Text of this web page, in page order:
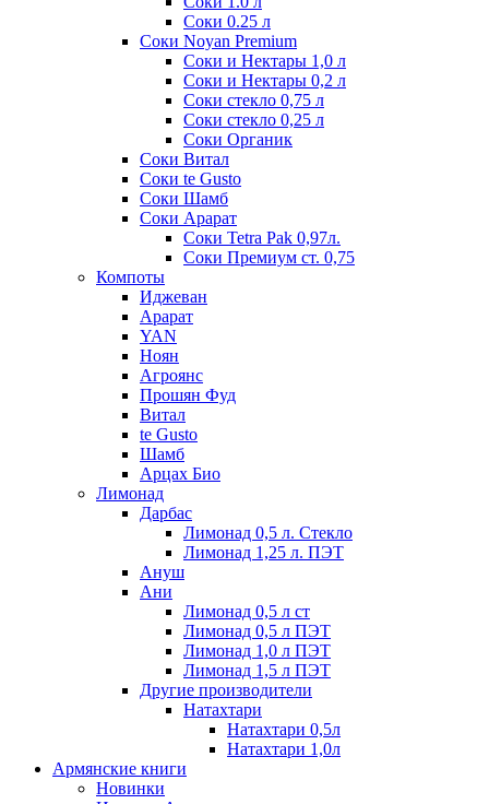
Соки 0.25 л
Соки Noyan Premium
Соки и Нектары 1,0 л
Соки и Нектары 0,2 л
Соки стекло 0,75 л
Соки стекло 0,25 л
Соки Органик
Соки Витал
Соки te Gusto
Соки Шамб
Соки Арарат
Соки Tetra Pak 0,97л.
Соки Премиум ст. 0,75
Компоты
Иджеван
Арарат
YAN
Ноян
Агроянс
Прошян Фуд
Витал
te Gusto
Шамб
Арцах Био
Лимонад
Дарбас
Лимонад 0,5 л. Стекло
Лимонад 1,25 л. ПЭТ
Ануш
Ани
Лимонад 0,5 л ст
Лимонад 0,5 л ПЭТ
Лимонад 1,0 л ПЭТ
Лимонад 1,5 л ПЭТ
Другие производители
Натахтари
Натахтари 0,5л
Натахтари 1,0л
Армянские книги
Новинки